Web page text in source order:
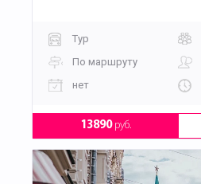
Тур
По маршруту
нет
13890руб.